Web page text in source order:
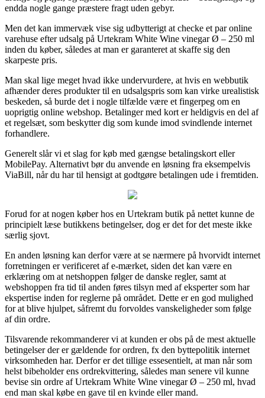
endda nogle gange præstere fragt uden gebyr.
Men det kan immervæk vise sig udbytterigt at checke et par online
varehuse efter udsalg på Urtekram White Wine vinegar Ø – 250 ml
inden du køber, således at man er garanteret at skaffe sig den
skarpeste pris.
Man skal lige meget hvad ikke undervurdere, at hvis en webbutik
afhænder deres produkter til en udsalgspris som kan virke urealistisk
beskeden, så burde det i nogle tilfælde være et fingerpeg om en
uoprigtig online webshop. Betalinger med kort er heldigvis en del af
et regelsæt, som beskytter dig som kunde imod svindlende internet
forhandlere.
Generelt slår vi et slag for køb med gængse betalingskort eller
MobilePay. Alternativt bør du anvende en løsning fra eksempelvis
ViaBill, når du har til hensigt at godtgøre betalingen ude i fremtiden.
Forud for at nogen køber hos en Urtekram butik på nettet kunne de
principielt læse butikkens betingelser, dog er det for det meste ikke
særlig sjovt.
En anden løsning kan derfor være at se nærmere på hvorvidt internet
forretningen er verificeret af e-mærket, siden det kan være en
erklæring om at netshoppen følger de danske regler, samt at
webshoppen fra tid til anden føres tilsyn med af eksperter som har
ekspertise inden for reglerne på området. Dette er en god mulighed
for at blive hjulpet, såfremt du forvoldes vanskeligheder som følge
af din ordre.
Tilsvarende rekommanderer vi at kunden er obs på de mest aktuelle
betingelser der er gældende for ordren, fx den byttepolitik internet
virksomheden har. Derfor er det tillige essesentielt, at man når som
helst bibeholder ens ordrekvittering, således man senere vil kunne
bevise sin ordre af Urtekram White Wine vinegar Ø – 250 ml, hvad
end man skal købe en gave til en kvinde eller mand.